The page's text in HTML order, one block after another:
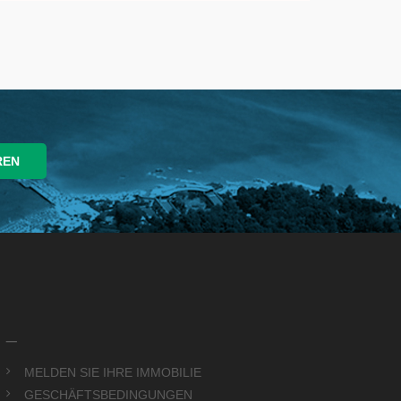
MELDEN SIE IHRE IMMOBILIE
GESCHÄFTSBEDINGUNGEN